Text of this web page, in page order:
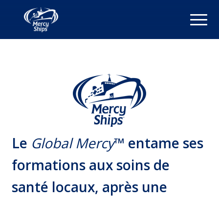
Le Global Mercy™ entame ses
formations aux soins de
santé locaux, après une